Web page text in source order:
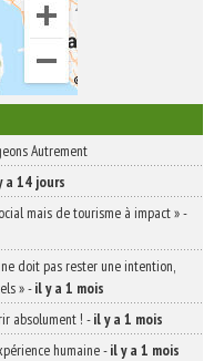
Autrement
a 14 jours
mais de tourisme à impact »-
doit pas rester une intention,
»-il y a 1 mois
absolument ! -il y a 1 mois
humaine-il y a 1 mois